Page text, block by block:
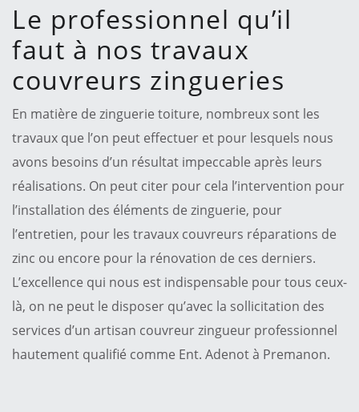
Le professionnel qu’il
faut à nos travaux
couvreurs zingueries
En matière de zinguerie toiture, nombreux sont les
travaux que l’on peut effectuer et pour lesquels nous
avons besoins d’un résultat impeccable après leurs
réalisations. On peut citer pour cela l’intervention pour
l’installation des éléments de zinguerie, pour
l’entretien, pour les travaux couvreurs réparations de
zinc ou encore pour la rénovation de ces derniers.
L’excellence qui nous est indispensable pour tous ceux-
là, on ne peut le disposer qu’avec la sollicitation des
services d’un artisan couvreur zingueur professionnel
hautement qualifié comme Ent. Adenot à Premanon.